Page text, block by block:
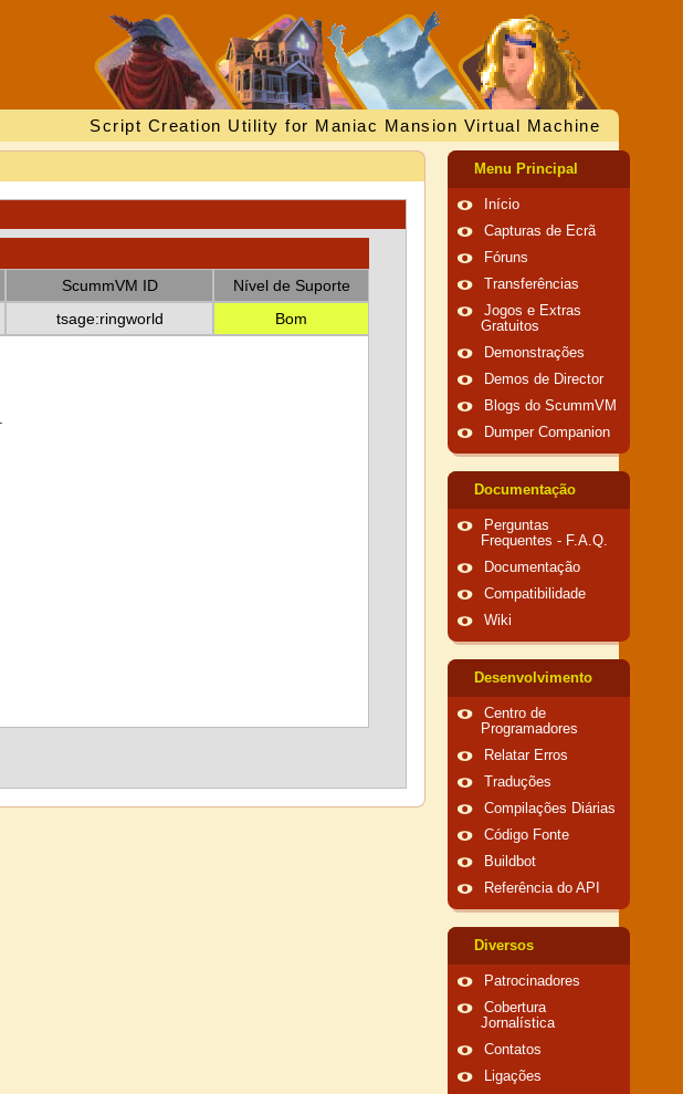
Script Creation Utility for Maniac Mansion Virtual Machine
ScummVM ID
Nível de Suporte
tsage:ringworld Bom
Menu Principal
Início
Capturas de Ecrã
Fóruns
Transferências
Jogos e Extras
Gratuitos
Demonstrações
Demos de Director
Blogs do ScummVM
Dumper Companion
Documentação
Perguntas
Frequentes - F.A.Q.
Documentação
Compatibilidade
Wiki
Desenvolvimento
Centro de
Programadores
Relatar Erros
Traduções
Compilações Diárias
Código Fonte
Buildbot
Referência do API
Diversos
Patrocinadores
Cobertura
Jornalística
Contatos
Ligações